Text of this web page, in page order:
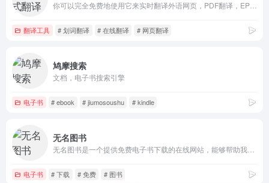
翻译工具 # 划词翻译 # 在线翻译 # 网页翻译
鸠摩搜索
文档，电子书搜索引擎
电子书 # ebook # jiumosoushu # kindle
无名图书
电子书 # 下载 # 免费 # 图书